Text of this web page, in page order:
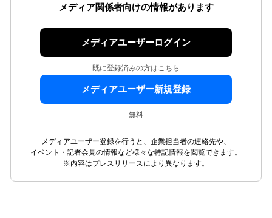
メディア関係者向けの情報があります
メディアユーザーログイン
既に登録済みの方はこちら
メディアユーザー新規登録
無料
メディアユーザー登録を行うと、企業担当者の連絡先や、
イベント・記者会見の情報など様々な特記情報を閲覧できます。
※内容はプレスリリースにより異なります。